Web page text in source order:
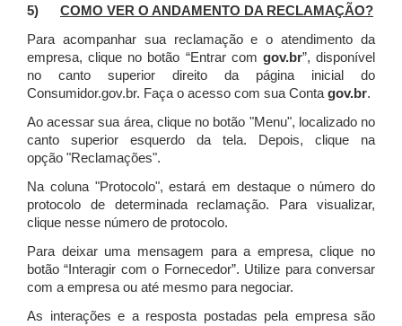
5) COMO VER O ANDAMENTO DA RECLAMAÇÃO?
Para acompanhar sua reclamação e o atendimento da
empresa, clique no botão “Entrar com gov.br”, disponível
no canto superior direito da página inicial do
Consumidor.gov.br. Faça o acesso com sua Contagov.br.
Ao acessar sua área, clique no botão "Menu", localizado no
canto superior esquerdo da tela. Depois, clique na
opção "Reclamações".
Na coluna "Protocolo", estará em destaque o número do
protocolo de determinada reclamação. Para visualizar,
clique nesse número de protocolo.
Para deixar uma mensagem para a empresa, clique no
botão “Interagir com o Fornecedor”. Utilize para conversar
com a empresa ou até mesmo para negociar.
As interações e a resposta postadas pela empresa são